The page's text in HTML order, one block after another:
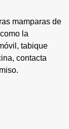
mamparas de
la
tabique
contacta